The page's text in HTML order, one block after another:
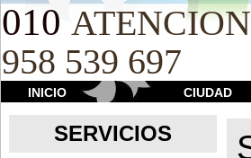
010
958 539 697
INICIO CIUDAD
SERVICIOS